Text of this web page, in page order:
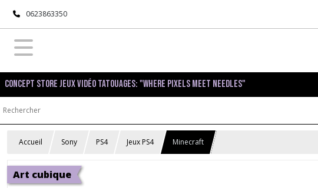
0623863350
Concept Store Jeux Vidéo Tatouages: "Where pixels meet needles"
Accueil Sony PS4 Jeux PS4 Minecraft
Art cubique